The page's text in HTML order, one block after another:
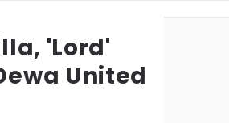
'Lord'
United